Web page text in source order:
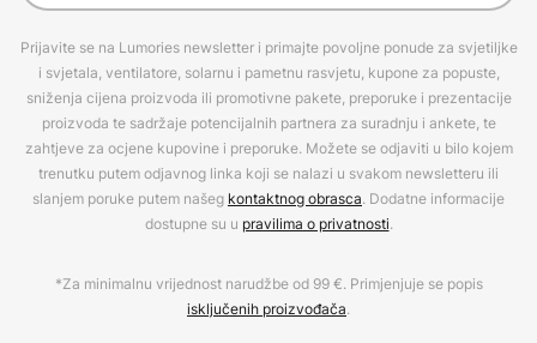
Prijavite se na Lumories newsletter i primajte povoljne ponude za svjetiljke
i svjetala, ventilatore, solarnu i pametnu rasvjetu, kupone za popuste,
sniženja cijena proizvoda ili promotivne pakete, preporuke i prezentacije
proizvoda te sadržaje potencijalnih partnera za suradnju i ankete, te
zahtjeve za ocjene kupovine i preporuke. Možete se odjaviti u bilo kojem
trenutku putem odjavnog linka koji se nalazi u svakom newsletteru ili
slanjem poruke putem našeg kontaktnog obrasca. Dodatne informacije
dostupne su u pravilima o privatnosti.
*Za minimalnu vrijednost narudžbe od 99 €. Primjenjuje se popis
isključenih proizvođača.